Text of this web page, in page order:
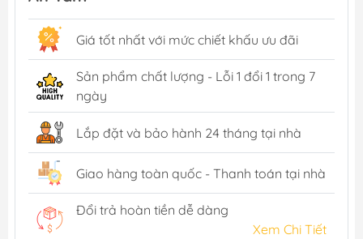
Giá tốt nhất với mức chiết khấu ưu đãi
Sản phẩm chất lượng - Lỗi 1 đổi 1 trong 7
ngày
Lắp đặt và bảo hành 24 tháng tại nhà
Giao hàng toàn quốc - Thanh toán tại nhà
Đổi trả hoàn tiền dễ dàng
Xem Chi Tiết